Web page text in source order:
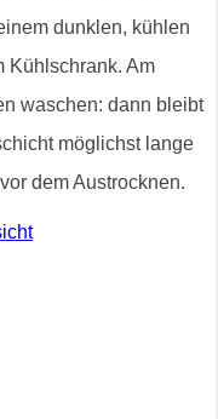
dunklen, kühlen
Kühlschrank. Am
waschen: dann bleibt
möglichst lange
dem Austrocknen.